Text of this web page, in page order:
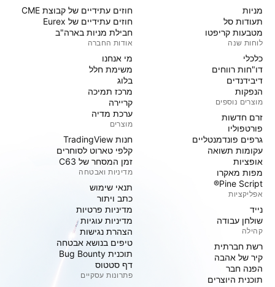
מניות‏
תעודות סל
מטבעות קריפטו
לוחות שנה
כלכלי
דו"חות רווחים
דיבידנדים
הנפקות
מוצרים נוספים
זרם חדשות
פורטפוליו
גרפים פונדמנטליים
עקומות תשואה
אופציות
מפות מאקרו
Pine Script®
אפליקציות
נייד
שולחן עבודה
קהילה
רשת חברתית
קיר של אהבה
הפנה חבר
תוכנית היוצרים
חוזים עתידיים של קבוצת CME
חוזים עתידיים של Eurex
חבילת מניות בארה"ב
אודות החברה
מי אנחנו
משימת חלל
בלוג
מרכז תמיכה
קריירה
ערכת מדיה
מוצרים
חנות TradingView
קלפי טארוט לסוחרים
זמן המסחר של C63
מדיניות ואבטחה
תנאי שימוש
כתב ויתור
מדיניות פרטיות
מדיניות עוגיות
הצהרת נגישות
טיפים בנושא אבטחה
תוכנית Bug Bounty
דף סטטוס
פתרונות עסקיים